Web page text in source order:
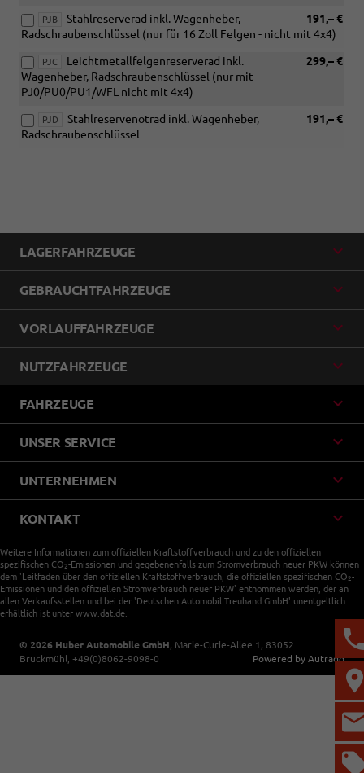
PJB 191,– €
Stahlreserverad inkl. Wagenheber,
Radschraubenschlüssel (nur für 16 Zoll Felgen - nicht mit 4x4)
PJC 299,– €
Leichtmetallfelgenreserverad inkl.
Wagenheber, Radschraubenschlüssel (nur mit
PJ0/PU0/PU1/WFL nicht mit 4x4)
PJD 191,– €
Stahlreservenotrad inkl. Wagenheber,
Radschraubenschlüssel
LAGERFAHRZEUGE
GEBRAUCHTFAHRZEUGE
VORLAUFFAHRZEUGE
NUTZFAHRZEUGE
FAHRZEUGE
UNSER SERVICE
UNTERNEHMEN
KONTAKT
Weitere Informationen zum offiziellen Kraftstoffverbrauch und zu den offiziellen
spezifischen CO 2-Emissionen und gegebenenfalls zum Stromverbrauch neuer PKW können
dem 'Leitfaden über den offiziellen Kraftstoffverbrauch, die offiziellen spezifischen CO 2-
Emissionen und den offiziellen Stromverbrauch neuer PKW' entnommen werden, der an
allen Verkaufsstellen und bei der 'Deutschen Automobil Treuhand GmbH' unentgeltlich
erhältlich ist unter www.dat.de.
© 2026 Huber Automobile GmbH, Marie-Curie-Allee 1 , 83052
Bruckmühl, +49(0)8062-9098-0 Powered by Autrado